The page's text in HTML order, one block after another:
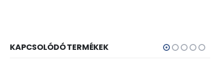
KAPCSOLÓDÓ TERMÉKEK